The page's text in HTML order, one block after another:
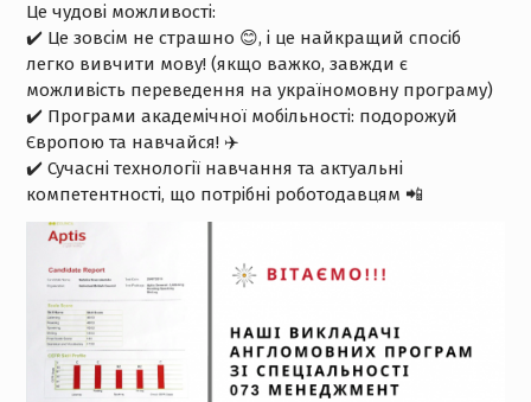
Це чудові можливості:
✔️Це зовсім не страшно 😊, і це найкращий спосіб
легко вивчити мову! (якщо важко, завжди є
можливість переведення на україномовну програму)
✔️Програми академічної мобільності: подорожуй
Європою та навчайся! ✈️
✔️Сучасні технології навчання та актуальні
компетентності, що потрібні роботодавцям 📲